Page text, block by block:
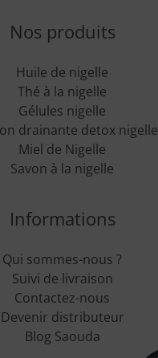
Nos produits
Huile de nigelle
Thé à la nigelle
Gélules nigelle
drainante detox nigelle
Miel de Nigelle
Savon à la nigelle
Informations
Qui sommes-nous ?
Suivi de livraison
Contactez-nous
Devenir distributeur
Blog Saouda